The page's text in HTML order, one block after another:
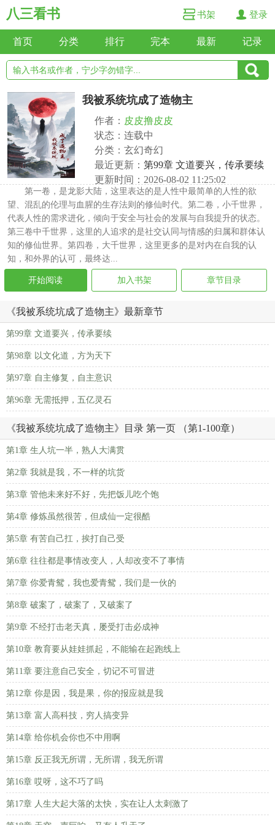
八三看书 书架 登录
首页 分类 排行 完本 最新 记录
我被系统坑成了造物主
作者： 皮皮撸皮皮
状态：连载中
分类：玄幻奇幻
最近更新： 第99章 文道要兴，传承要续
更新时间：2026-08-02 11:25:02
第一卷，是龙影大陆，这里表达的是人性中最简单的人性的欲
望、混乱的伦理与血腥的生存法则的修仙时代。第二卷，小千世界，
代表人性的需求进化，倾向于安全与社会的发展与自我提升的状态。
第三卷中千世界，这里的人追求的是社交认同与情感的归属和群体认
知的修仙世界。第四卷，大千世界，这里更多的是对内在自我的认
知，和外界的认可，最终达...
开始阅读 加入书架 章节目录
《我被系统坑成了造物主》最新章节
第99章 文道要兴，传承要续
第98章 以文化道，方为天下
第97章 自主修复，自主意识
第96章 无需抵押，五亿灵石
《我被系统坑成了造物主》目录 第一页 （第1-100章）
第1章 生人坑一半，熟人大满贯
第2章 我就是我，不一样的坑货
第3章 管他未来好不好，先把饭儿吃个饱
第4章 修炼虽然很苦，但成仙一定很酷
第5章 有苦自己扛，挨打自己受
第6章 往往都是事情改变人，人却改变不了事情
第7章 你爱青鸳，我也爱青鸳，我们是一伙的
第8章 破案了，破案了，又破案了
第9章 不经打击老天真，屡受打击必成神
第10章 教育要从娃娃抓起，不能输在起跑线上
第11章 要注意自己安全，切记不可冒进
第12章 你是因，我是果，你的报应就是我
第13章 富人高科技，穷人搞变异
第14章 给你机会你也不中用啊
第15章 反正我无所谓，无所谓，我无所谓
第16章 哎呀，这不巧了吗
第17章 人生大起大落的太快，实在让人太刺激了